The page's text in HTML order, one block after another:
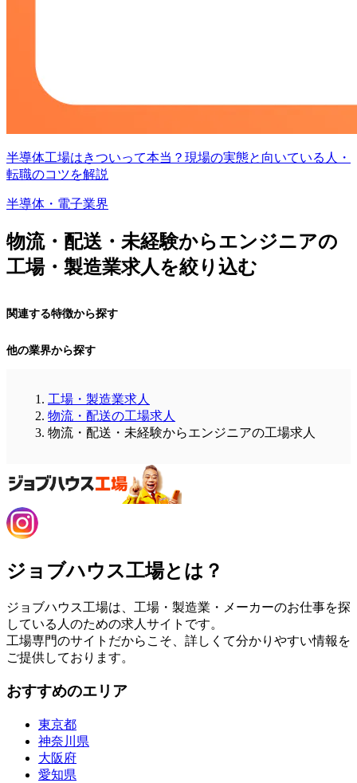
半導体工場はきついって本当？現場の実態と向いている人・
転職のコツを解説
半導体・電子業界
物流・配送・未経験からエンジニアの
工場・製造業求人を絞り込む
関連する特徴から探す
他の業界から探す
工場・製造業求人
物流・配送の工場求人
物流・配送・未経験からエンジニアの工場求人
ジョブハウス工場とは？
ジョブハウス工場は、工場・製造業・メーカーのお仕事を探
している人のための求人サイトです。
工場専門のサイトだからこそ、詳しくて分かりやすい情報を
ご提供しております。
おすすめのエリア
東京都
神奈川県
大阪府
愛知県